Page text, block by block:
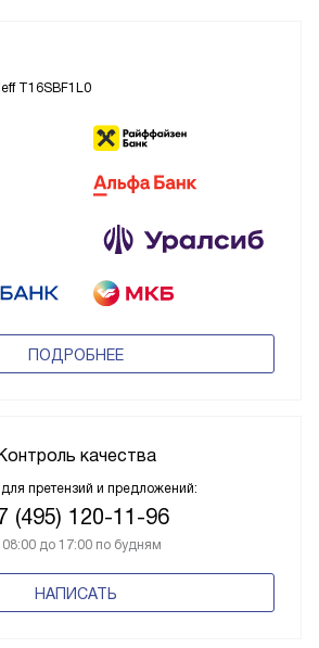
T16SBF1L0
ПОДРОБНЕЕ
Контроль качества
претензий и предложений:
(495) 120-11-96
08:00 до 17:00 по будням
НАПИСАТЬ